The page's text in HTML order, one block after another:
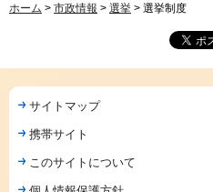
ホーム > 市政情報 > 選挙 > 選挙制度
サイトマップ
携帯サイト
このサイトについて